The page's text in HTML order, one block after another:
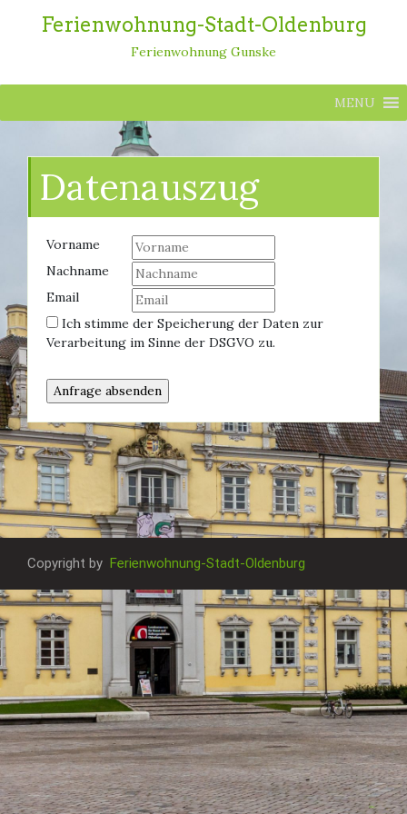
Ferienwohnung-Stadt-Oldenburg
Ferienwohnung Gunske
MENU
Datenauszug
Vorname
Nachname
Email
Ich stimme der Speicherung der Daten zur
Verarbeitung im Sinne der DSGVO zu.
Copyright by Ferienwohnung-Stadt-Oldenburg